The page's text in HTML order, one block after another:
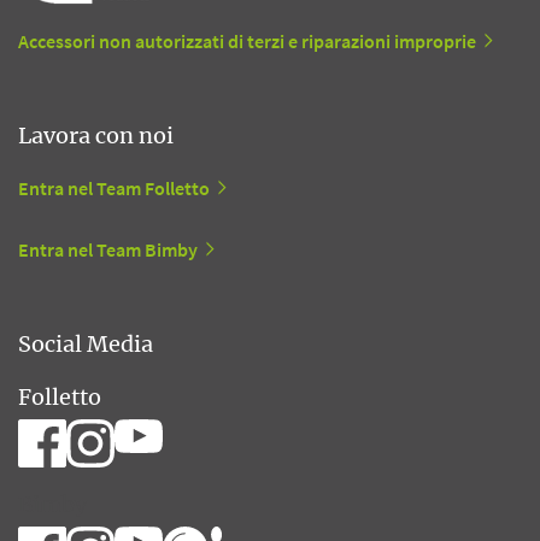
Accessori non autorizzati di terzi e riparazioni improprie
Lavora con noi
Entra nel Team Folletto
Entra nel Team Bimby
Social Media
Folletto